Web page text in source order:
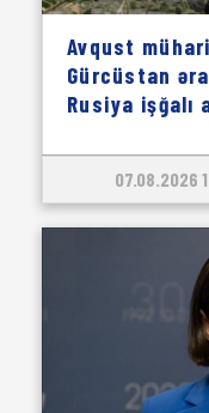
Avqust
Gürcüstan
Rusiya işğalı
07.08.2026